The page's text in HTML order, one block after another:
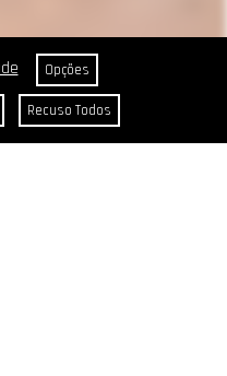
Opções
Recuso Todos